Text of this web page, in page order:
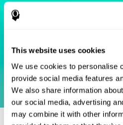
This website uses cookies
We use cookies to personalise
provide social media features
We also share information
our social media, advertising
may combine it with other
Riferimenti